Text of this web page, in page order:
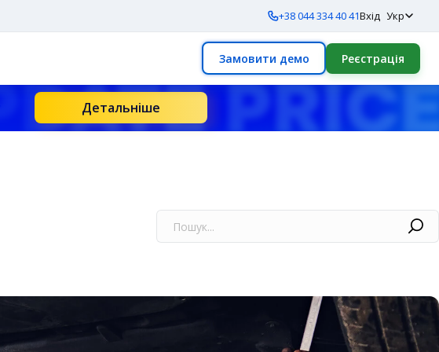
+38 044 334 40 41Вхід Укр
Замовити демо Реєстрація
Детальніше